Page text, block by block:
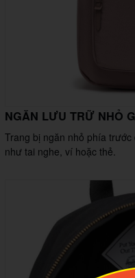
NGĂN LƯU TRỮ NHỎ
Trang bị ngăn nhỏ phía
như tai nghe, ví hoặc thẻ.